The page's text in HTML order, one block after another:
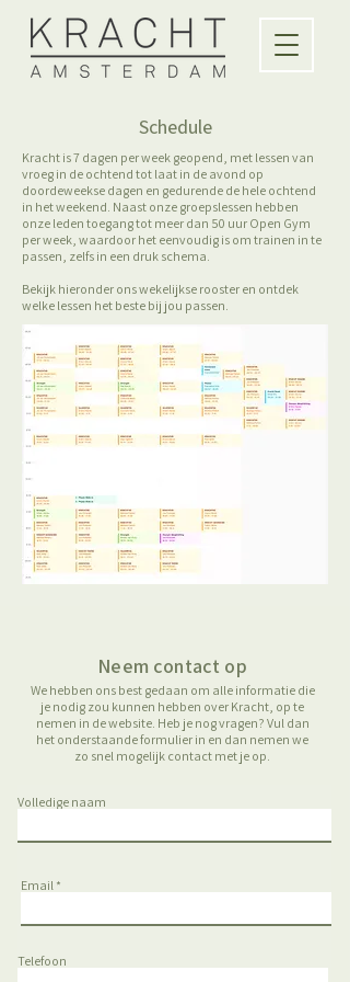
Schedule
Kracht is 7 dagen per week geopend, met lessen van
vroeg in de ochtend tot laat in de avond op
doordeweekse dagen en gedurende de hele ochtend
in het weekend. Naast onze groepslessen hebben
onze leden toegang tot meer dan 50 uur Open Gym
per week, waardoor het eenvoudig is om trainen in te
passen, zelfs in een druk schema.
Bekijk hieronder ons wekelijkse rooster en ontdek
welke lessen het beste bij jou passen.
Neem contact op
We hebben ons best gedaan om alle informatie die
je nodig zou kunnen hebben over Kracht, op te
nemen in de website. Heb je nog vragen? Vul dan
het onderstaande formulier in en dan nemen we
zo snel mogelijk contact met je op.
Volledige naam
Email
Telefoon